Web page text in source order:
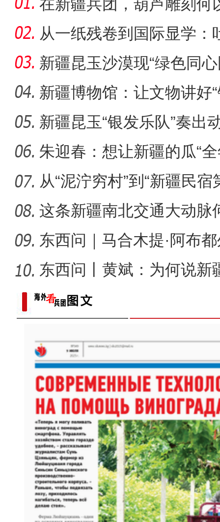
侨乡故事 | 哈班拜的
在新疆兵团，葫芦雕刻何
从一纸残卷到国际显学：
出“冷门”
新疆昆玉沙漠现“绿色同
生态
新疆博物馆：让文物讲好
新疆昆玉“银发乐队”奏出
朱迎春：想让新疆的瓜“
从“泥泞穷村”到“新疆民
桂
这条新疆南北交通大动脉
度”？
东西问｜马合木提·阿布
何以实
东西问丨黄斌：为何说新
一部交